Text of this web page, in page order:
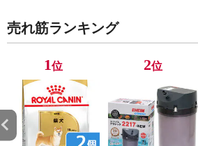
便
売れ筋ランキング
1位 2位